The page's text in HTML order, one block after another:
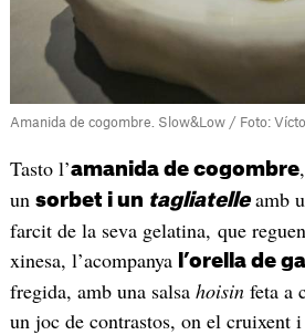
Amanida de cogombre. Slow&Low / Foto:
Tasto l’amanida de cogombre
un sorbet i un tagliatelleamb
farcit de la seva gelatina, que
xinesa, l’acompanya l’orella de
fregida, amb una salsa hoisinfeta a
un joc de contrastos, on el cruixent